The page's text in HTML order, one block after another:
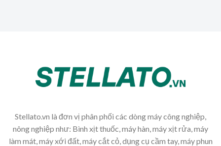
Stellato.vn là đơn vị phân phối các dòng máy công nghiệp,
nông nghiệp như: Bình xịt thuốc, máy hàn, máy xịt rửa, máy
làm mát, máy xới đất, máy cắt cỏ, dụng cụ cầm tay, máy phun